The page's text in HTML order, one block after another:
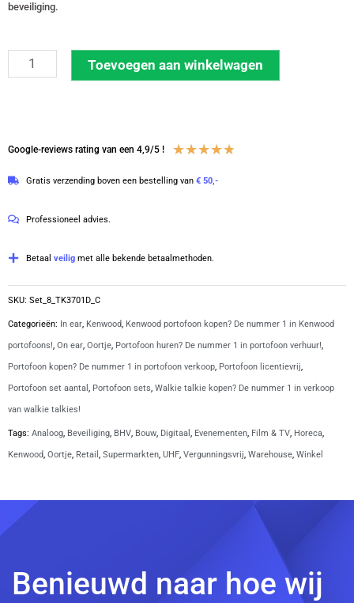
beveiliging.
van
ProTalk
3701D
portofoons
C-
oortjes
aantal
Toevoegen aan winkelwagen
Google-reviews rating van een 4,9/5 ! ★★★★★
Gratis verzending boven een bestelling van € 50,-
Professioneel advies.
Betaal veilig met alle bekende betaalmethoden.
SKU: Set_8_TK3701D_C
Categorieën: In ear, Kenwood, Kenwood portofoon kopen? De nummer 1 in Kenwood
portofoons!, On ear, Oortje, Portofoon huren? De nummer 1 in portofoon verhuur!,
Portofoon kopen? De nummer 1 in portofoon verkoop, Portofoon licentievrij,
Portofoon set aantal , Portofoon sets, Walkie talkie kopen? De nummer 1 in verkoop
van walkie talkies!
Tags: Analoog, Beveiliging, BHV, Bouw, Digitaal , Evenementen, Film & TV, Horeca,
Kenwood, Oortje, Retail , Supermarkten, UHF, Vergunningsvrij, Warehouse, Winkel
Benieuwd naar hoe wij